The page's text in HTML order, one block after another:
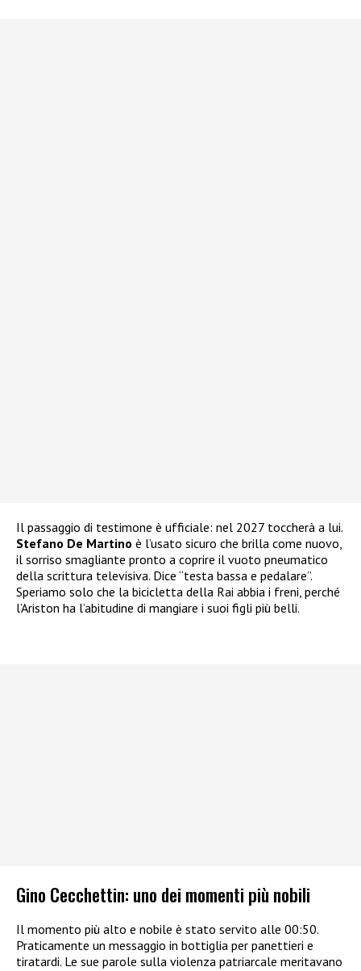
Il passaggio di testimone è ufficiale: nel 2027 toccherà a lui.
Stefano De Martino è l’usato sicuro che brilla come nuovo,
il sorriso smagliante pronto a coprire il vuoto pneumatico
della scrittura televisiva. Dice “testa bassa e pedalare”.
Speriamo solo che la bicicletta della Rai abbia i freni, perché
l’Ariston ha l’abitudine di mangiare i suoi figli più belli.
Gino Cecchettin: uno dei momenti più nobili
Il momento più alto e nobile è stato servito alle 00:50.
Praticamente un messaggio in bottiglia per panettieri e
tiratardi. Le sue parole sulla violenza patriarcale meritavano